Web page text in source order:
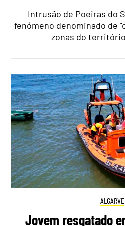
Intrusão de Poeiras do
fenómeno denominado de
zonas do
ALGARVE
Jovem resgatado